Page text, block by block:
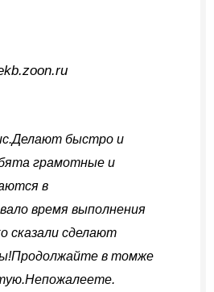
быстро и
грамотные и
в
время выполнения
сказали сделают
в томже